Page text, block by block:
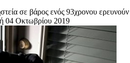
σε βάρος ενός 93χρονου
04 Οκτωβρίου 2019